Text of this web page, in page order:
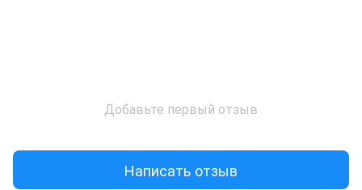
Добавьте первый отзыв
Написать отзыв